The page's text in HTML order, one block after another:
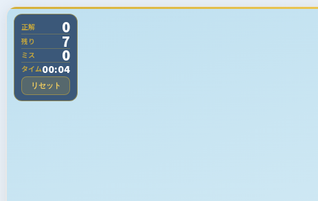
正解 0
残り 7
ミス 0
タイム00:04
リセット